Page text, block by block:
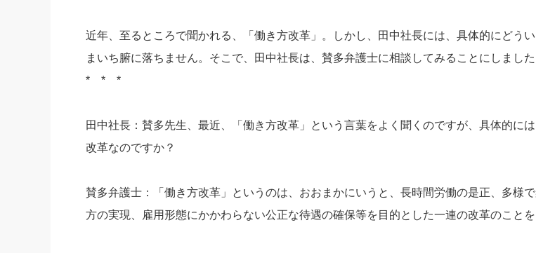
野田久美子 香港ビジネス成功法(10)
次もあなたにお願いしたいと思われる「一流の仕事術」
社長の口ぐせ経営哲学(100)
賢い社長の「経理財務の見どこ
ろ」(149)
欧米
社長
近年、至るところで聞かれる、「働き方改革」。しかし、田中社長には、具体的にどう
まいち腑に落ちません。そこで、田中社長は、賛多弁護士に相談してみることにしました
* * *
田中社長：賛多先生、最近、「働き方改革」という言葉をよく聞くのですが、具体的に
改革なのですか？
賛多弁護士：「働き方改革」というのは、おおまかにいうと、長時間労働の是正、多様
方の実現、雇用形態にかかわらない公正な待遇の確保等を目的とした一連の改革のことを